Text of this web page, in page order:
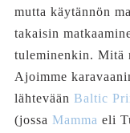
mutta käytännön
takaisin
tuleminenkin. Mitä
Ajoimme
lähtevään Baltic
(jossa Mamma eli